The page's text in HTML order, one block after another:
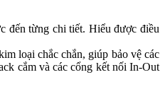
đến từng chi tiết. Hiểu được điều
loại chắc chắn, giúp bảo vệ các
cắm và các cổng kết nối In-Out